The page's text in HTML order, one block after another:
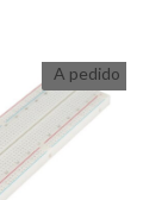
A pedido